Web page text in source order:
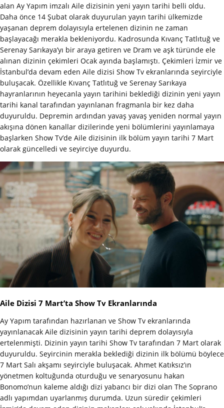
alan Ay Yapım imzalı Aile dizisinin yeni yayın tarihi belli oldu.
Daha önce 14 Şubat olarak duyurulan yayın tarihi ülkemizde
yaşanan deprem dolayısıyla ertelenen dizinin ne zaman
başlayacağı merakla bekleniyordu. Kadrosunda Kıvanç Tatlıtuğ ve
Serenay Sarıkaya’yı bir araya getiren ve Dram ve aşk türünde ele
alınan dizinin çekimleri Ocak ayında başlamıştı. Çekimleri İzmir ve
İstanbul’da devam eden Aile dizisi Show Tv ekranlarında seyirciyle
buluşacak. Özellikle Kıvanç Tatlıtuğ ve Serenay Sarıkaya
hayranlarının heyecanla yayın tarihini beklediği dizinin yeni yayın
tarihi kanal tarafından yayınlanan fragmanla bir kez daha
duyuruldu. Depremin ardından yavaş yavaş yeniden normal yayın
akışına dönen kanallar dizilerinde yeni bölümlerini yayınlamaya
başlarken Show Tv’de Aile dizisinin ilk bölüm yayın tarihi 7 Mart
olarak güncelledi ve seyirciye duyurdu.
Aile Dizisi 7 Mart’ta Show Tv Ekranlarında
Ay Yapım tarafından hazırlanan ve Show Tv ekranlarında
yayınlanacak Aile dizisinin yayın tarihi deprem dolayısıyla
ertelenmişti. Dizinin yayın tarihi Show Tv tarafından 7 Mart olarak
duyuruldu. Seyircinin merakla beklediği dizinin ilk bölümü böylece
7 Mart Salı akşamı seyirciyle buluşacak. Ahmet Katıksız’ın
yönetmen koltuğunda oturduğu ve senaryosunu hakan
Bonomo’nun kaleme aldığı dizi yabancı bir dizi olan The Soprano
adlı yapımdan uyarlanmış durumda. Uzun süredir çekimleri